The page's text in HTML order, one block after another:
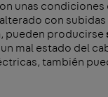
unas
con subidas
pueden producirse
mal estado del
también